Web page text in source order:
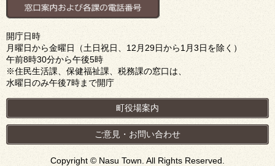
開庁日時
月曜日から金曜日（土日祝日、12月29日から1月3日を除く）
午前8時30分から午後5時
※住民生活課、保健福祉課、税務課の窓口は、
水曜日のみ午後7時まで開庁
町役場案内
ご意見・お問い合わせ
Copyright © Nasu Town. All Rights Reserved.